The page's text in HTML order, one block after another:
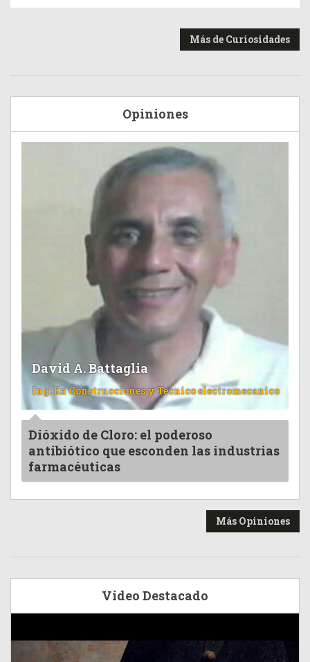
Más de Curiosidades
Opiniones
David A. Battaglia
Ing. En Construcciones y Tecnico electromecanico
Dióxido de Cloro: el poderoso
antibiótico que esconden las industrias
farmacéuticas
Más Opiniones
Video Destacado